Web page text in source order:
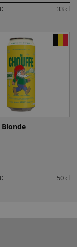
33 cl
Blonde
50 cl